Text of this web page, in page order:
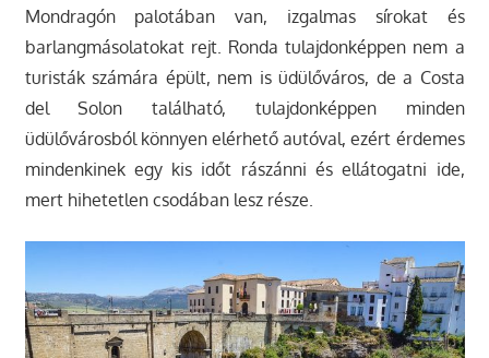
Mondragón palotában van, izgalmas sírokat és
barlangmásolatokat rejt. Ronda tulajdonképpen nem a
turisták számára épült, nem is üdülőváros, de a Costa
del Solon található, tulajdonképpen minden
üdülővárosból könnyen elérhető autóval, ezért érdemes
mindenkinek egy kis időt rászánni és ellátogatni ide,
mert hihetetlen csodában lesz része.